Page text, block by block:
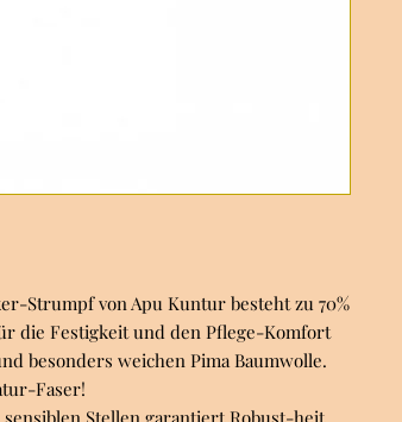
Strumpf von Apu Kuntur besteht zu 70%
die Festigkeit und den Pflege-Komfort
besonders weichen Pima Baumwolle.
Faser!